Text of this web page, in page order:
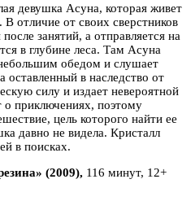
девушка Асуна, которая живет
отличие от своих сверстников
занятий, а отправляется на
в глубине леса. Там Асуна
обедом и слушает
оставленный в наследство от
силу и издает невероятной
о приключениях, поэтому
цель которого найти ее
давно не видела. Кристалл
в поисках.
(2009), 116 минут, 12+